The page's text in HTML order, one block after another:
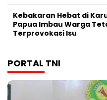
Kebakaran Hebat di
Papua Imbau Warga
Terprovokasi Isu
PORTAL TNI